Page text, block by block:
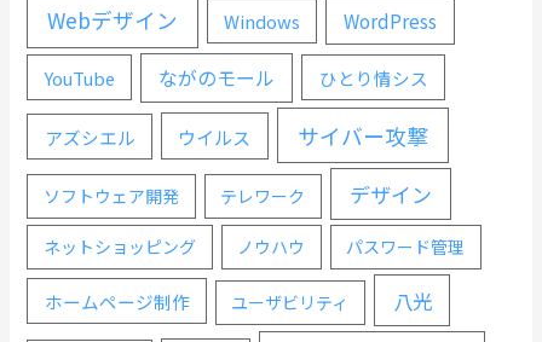
Webデザイン Windows WordPress
YouTube ながのモール ひとり情シス
アズシエル ウイルス サイバー攻撃
ソフトウェア開発 テレワーク デザイン
ネットショッピング ノウハウ パスワード管理
ホームページ制作 ユーザビリティ 八光